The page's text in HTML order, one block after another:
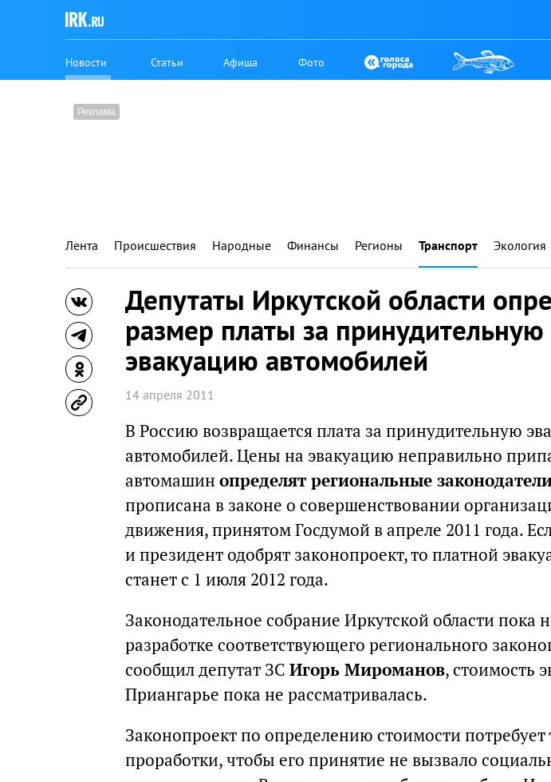
Новости Статьи Афиша Фото
Лента Происшествия Народные Финансы Регионы Транспорт Экология
Депутаты Иркутской области
размер платы за принудительную
эвакуацию автомобилей
14 апреля 2011
В Россию возвращается плата за принудительную
автомобилей. Цены на эвакуацию неправильно
автомашин определят региональные
прописана в законе о совершенствовании
движения, принятом Госдумой в апреле 2011 года.
и президент одобрят законопроект, то платной
станет с 1 июля 2012 года.
Законодательное собрание Иркутской области пока
разработке соответствующего регионального
сообщил депутат ЗС Игорь Мироманов, стоимость
Приангарье пока не рассматривалась.
Законопроект по определению стоимости
проработки, чтобы его принятие не вызвало